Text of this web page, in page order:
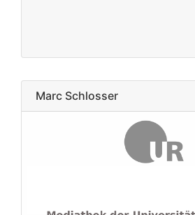
Marc Schlosser